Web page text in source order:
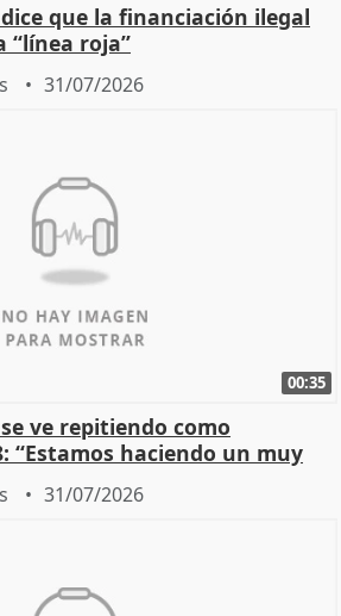
que la financiación ilegal
“línea roja”
31/07/2026
00:35
ve repitiendo como
“Estamos haciendo un muy
31/07/2026